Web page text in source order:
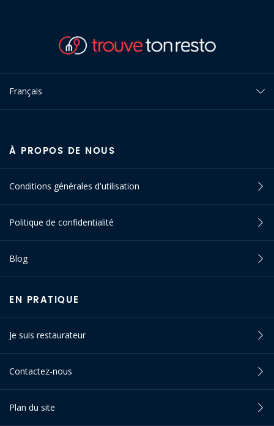
Français
À PROPOS DE NOUS
Conditions générales d'utilisation
Politique de confidentialité
Blog
EN PRATIQUE
Je suis restaurateur
Contactez-nous
Plan du site